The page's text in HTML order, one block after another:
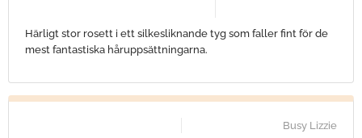
Härligt stor rosett i ett silkesliknande tyg som faller fint för de
mest fantastiska håruppsättningarna.
Busy Lizzie